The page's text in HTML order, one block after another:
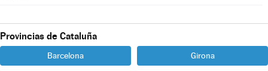
Provincias de Cataluña
Barcelona Girona